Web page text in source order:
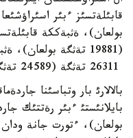
(19881 تةثگة
بالالارئ بار وتباسئنا
بولعان)، ءتورت جانة